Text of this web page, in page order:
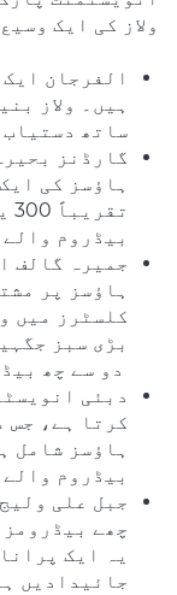
ولاز کی ایک
الفرجان
ہیں۔ ولاز
ساتھ دستیاب
گارڈنز
ہاؤسز کی
بیڈروم والے
جمیرہ گالف
کلسٹرز میں
دو سے چھ
دبئی
کرتا ہے، جس
ہاؤسز شامل
بیڈروم والے
جبل علی
یہ ایک
جائیدادیں